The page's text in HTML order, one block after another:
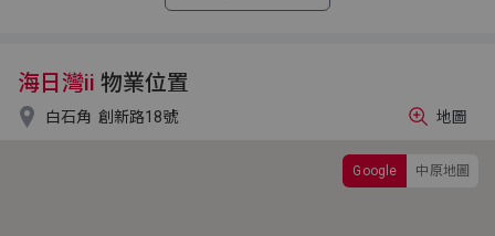
海日灣ii 物業位置
 白石角 創新路18號
Google 中原地圖
地圖